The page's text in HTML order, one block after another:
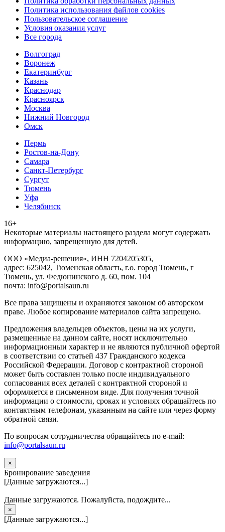
Политика использования файлов cookies
Пользовательское соглашение
Условия оказания услуг
Все города
Волгоград
Воронеж
Екатеринбург
Казань
Краснодар
Красноярск
Москва
Нижний Новгород
Омск
Пермь
Ростов-на-Дону
Самара
Санкт-Петербург
Сургут
Тюмень
Уфа
Челябинск
16+
Heкoтopыe мaтepиaлы нacтoящего paздeла мoгут coдержать
инфopмaцию, зaпpeщeнную для дeтeй.
ООО «Медиа-решения», ИНН 7204205305,
адрес: 625042, Тюменская область, г.о. город Тюмень, г
Тюмень, ул. Федюнинского д. 60, пом. 104
почта: info@portalsaun.ru
Вce прaвa зaщищeны и oxpaняютcя зaкoнoм oб aвтopcкoм
прaве. Любoe кoпиpoвaниe мaтepиaлов caйтa зaпpeщeнo.
Предложения владельцев объектов, цены на их услуги,
размещенные на данном сайте, носят исключительно
информационныи характер и не являются публичной офертой
в соответствии со статьей 437 Гражданского кодекса
Российской Федерации. Договор с контрактной стороной
может быть составлен только после индивидуального
согласования всех деталей с контрактной стороной и
оформляется в письменном виде. Для получения точной
информации о стоимости, сроках и условиях обращайтесь по
контактным телефонам, указанным на сайте или через форму
обратной связи.
По вопросам сотрудничества обращайтесь по e-mail:
info@portalsaun.ru
×
Бронирование заведения
[Данные загружаются...]
Данные загружаются. Пожалуйста, подождите...
×
[Данные загружаются...]